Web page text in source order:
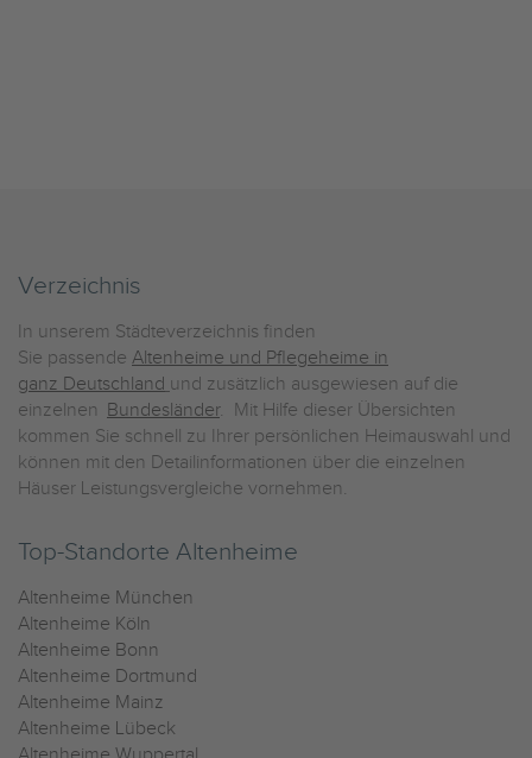
Verzeichnis
In unserem Städteverzeichnis finden
Sie passende Altenheime und Pflegeheime in
ganz Deutschland und zusätzlich ausgewiesen auf die
einzelnen Bundesländer. Mit Hilfe dieser Übersichten
kommen Sie schnell zu Ihrer persönlichen Heimauswahl und
können mit den Detailinformationen über die einzelnen
Häuser Leistungsvergleiche vornehmen.
Top-Standorte Altenheime
Altenheime München
Altenheime Köln
Altenheime Bonn
Altenheime Dortmund
Altenheime Mainz
Altenheime Lübeck